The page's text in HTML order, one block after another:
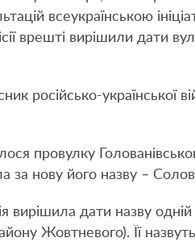
всеукраїнською
врешті вирішили дати
російсько-української
провулку
за нову його назву –
вирішила дати назву
Жовтневого). Її